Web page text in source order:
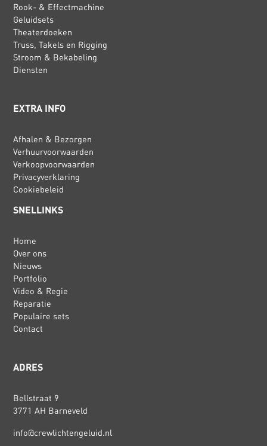
Rook- & Effectmachine
Geluidsets
Theaterdoeken
Truss, Takels en Rigging
Stroom & Bekabeling
Diensten
EXTRA INFO
Afhalen & Bezorgen
Verhuurvoorwaarden
Verkoopvoorwaarden
Privacyverklaring
Cookiebeleid
SNELLINKS
Home
Over ons
Nieuws
Portfolio
Video & Regie
Reparatie
Populaire sets
Contact
ADRES
Bellstraat 9
3771 AH Barneveld
info@crewlichtengeluid.nl